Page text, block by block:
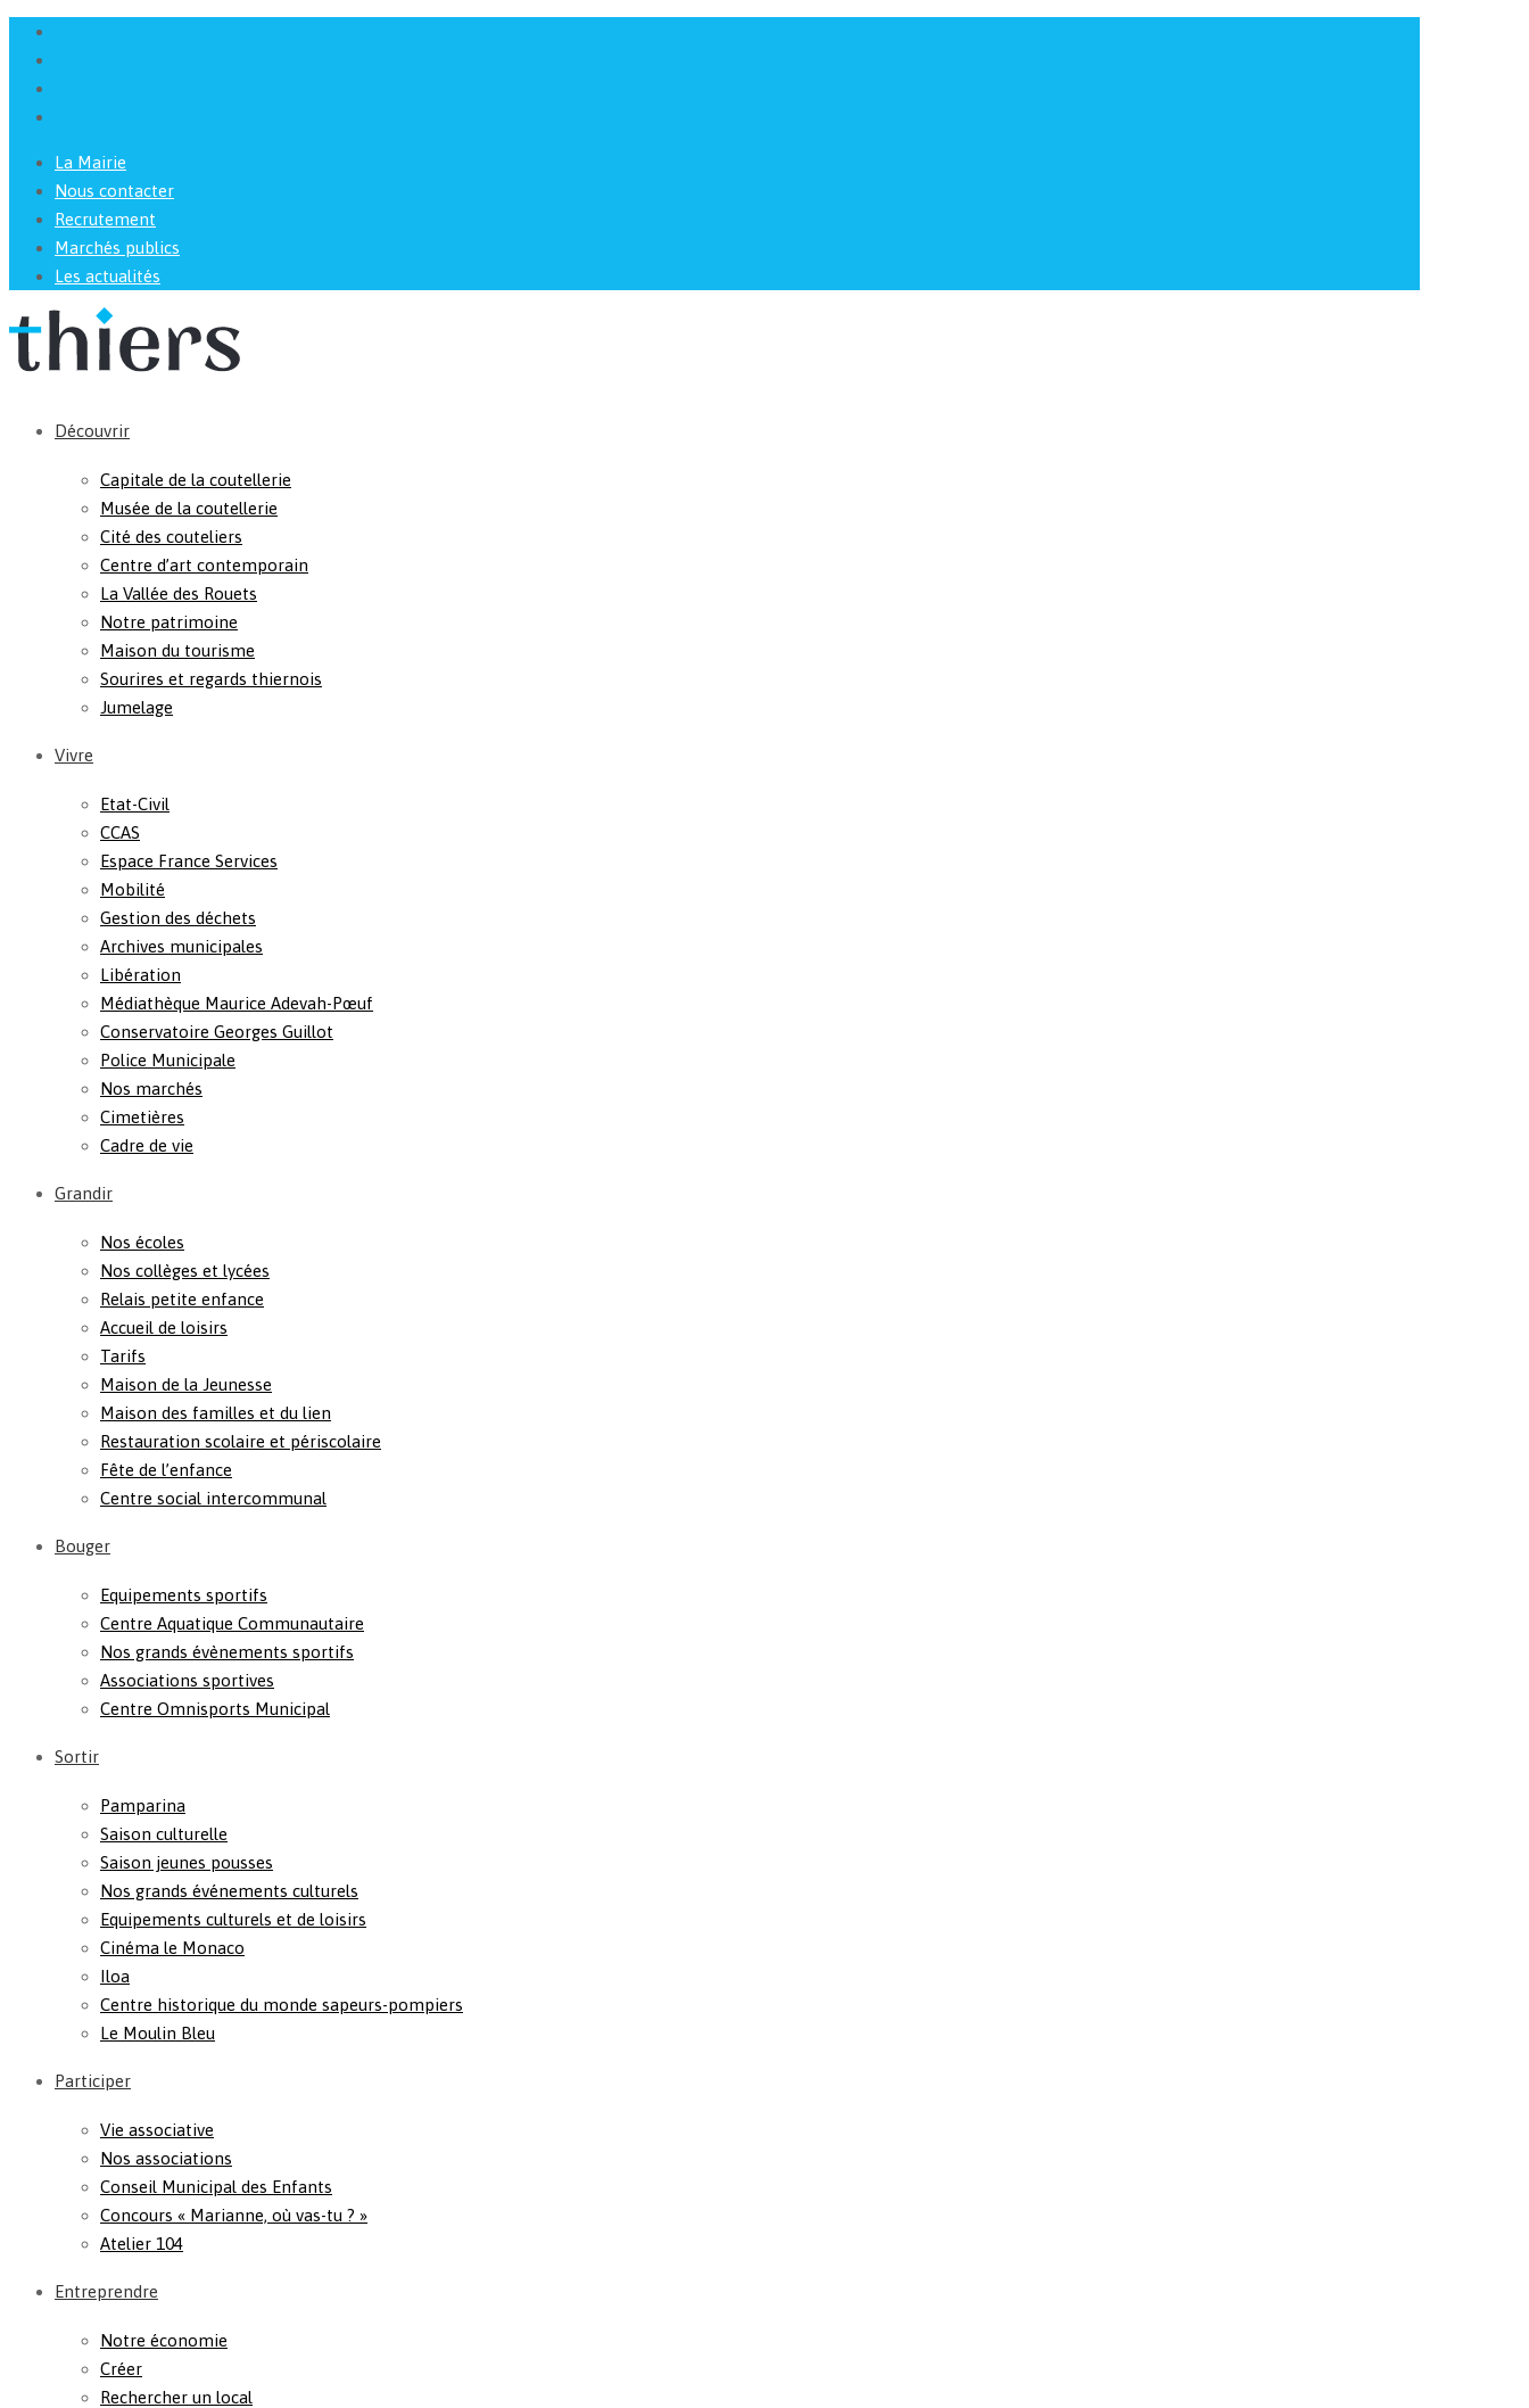
La Mairie
Nous contacter
Recrutement
Marchés publics
Les actualités
Découvrir
Capitale de la coutellerie
Musée de la coutellerie
Cité des couteliers
Centre d’art contemporain
La Vallée des Rouets
Notre patrimoine
Maison du tourisme
Sourires et regards thiernois
Jumelage
Vivre
Etat-Civil
CCAS
Espace France Services
Mobilité
Gestion des déchets
Archives municipales
Libération
Médiathèque Maurice Adevah-Pœuf
Conservatoire Georges Guillot
Police Municipale
Nos marchés
Cimetières
Cadre de vie
Grandir
Nos écoles
Nos collèges et lycées
Relais petite enfance
Accueil de loisirs
Tarifs
Maison de la Jeunesse
Maison des familles et du lien
Restauration scolaire et périscolaire
Fête de l’enfance
Centre social intercommunal
Bouger
Equipements sportifs
Centre Aquatique Communautaire
Nos grands évènements sportifs
Associations sportives
Centre Omnisports Municipal
Sortir
Pamparina
Saison culturelle
Saison jeunes pousses
Nos grands événements culturels
Equipements culturels et de loisirs
Cinéma le Monaco
Iloa
Centre historique du monde sapeurs-pompiers
Le Moulin Bleu
Participer
Vie associative
Nos associations
Conseil Municipal des Enfants
Concours « Marianne, où vas-tu ? »
Atelier 104
Entreprendre
Notre économie
Créer
Rechercher un local